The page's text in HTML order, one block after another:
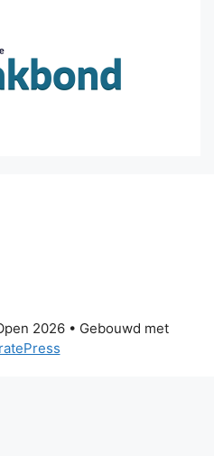
2026• Gebouwd met